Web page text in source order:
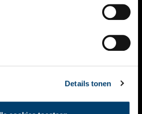
Details tonen